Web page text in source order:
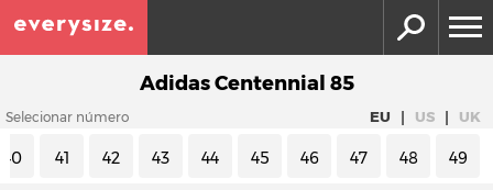
Adidas Centennial 85
Selecionar número EU | US | UK
40 41 42 43 44 45 46 47 48 49